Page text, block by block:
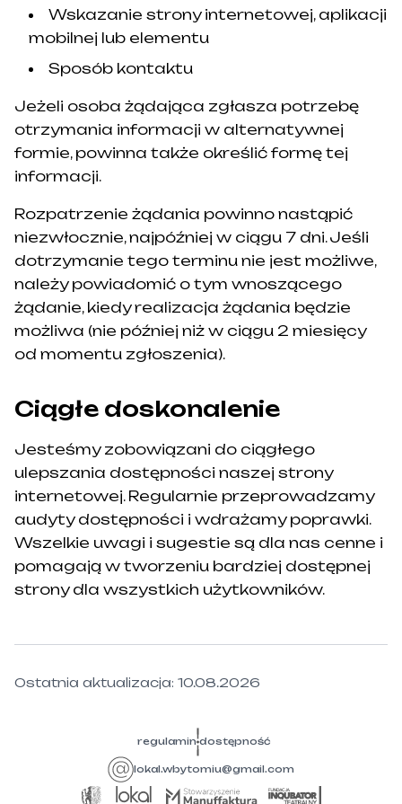
Wskazanie strony internetowej, aplikacji
mobilnej lub elementu
Sposób kontaktu
Jeżeli osoba żądająca zgłasza potrzebę
otrzymania informacji w alternatywnej
formie, powinna także określić formę tej
informacji.
Rozpatrzenie żądania powinno nastąpić
niezwłocznie, najpóźniej w ciągu 7 dni. Jeśli
dotrzymanie tego terminu nie jest możliwe,
należy powiadomić o tym wnoszącego
żądanie, kiedy realizacja żądania będzie
możliwa (nie później niż w ciągu 2 miesięcy
od momentu zgłoszenia).
Ciągłe doskonalenie
Jesteśmy zobowiązani do ciągłego
ulepszania dostępności naszej strony
internetowej. Regularnie przeprowadzamy
audyty dostępności i wdrażamy poprawki.
Wszelkie uwagi i sugestie są dla nas cenne i
pomagają w tworzeniu bardziej dostępnej
strony dla wszystkich użytkowników.
Ostatnia aktualizacja: 10.08.2026
regulamin dostępność
lokal.wbytomiu@gmail.com